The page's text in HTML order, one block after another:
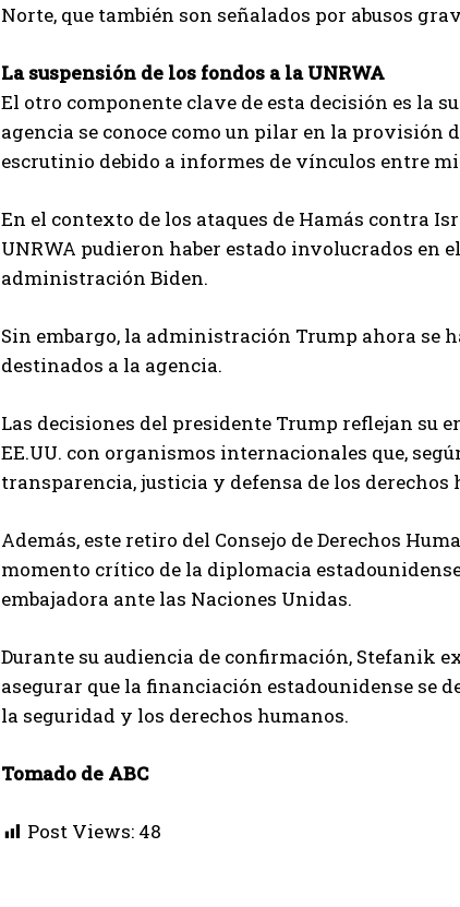
Norte, que también son señalados por abusos
La suspensión de los fondos a la UNRWA
El otro componente clave de esta decisión es la
agencia se conoce como un pilar en la provisión
escrutinio debido a informes de vínculos entre
En el contexto de los ataques de Hamás contra
UNRWA pudieron haber estado involucrados en
administración Biden.
Sin embargo, la administración Trump ahora se
destinados a la agencia.
Las decisiones del presidente Trump reflejan su
EE.UU. con organismos internacionales que,
transparencia, justicia y defensa de los derechos
Además, este retiro del Consejo de Derechos
momento crítico de la diplomacia
embajadora ante las Naciones Unidas.
Durante su audiencia de confirmación, Stefanik
asegurar que la financiación estadounidense se
la seguridad y los derechos humanos.
Tomado de ABC
Post Views: 48